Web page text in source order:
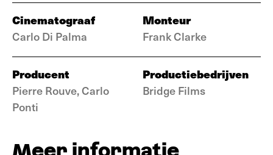
Cinematograaf
Carlo Di Palma
Monteur
Frank Clarke
Producent
Pierre Rouve, Carlo
Ponti
Productiebedrijven
Bridge Films
Meer informatie